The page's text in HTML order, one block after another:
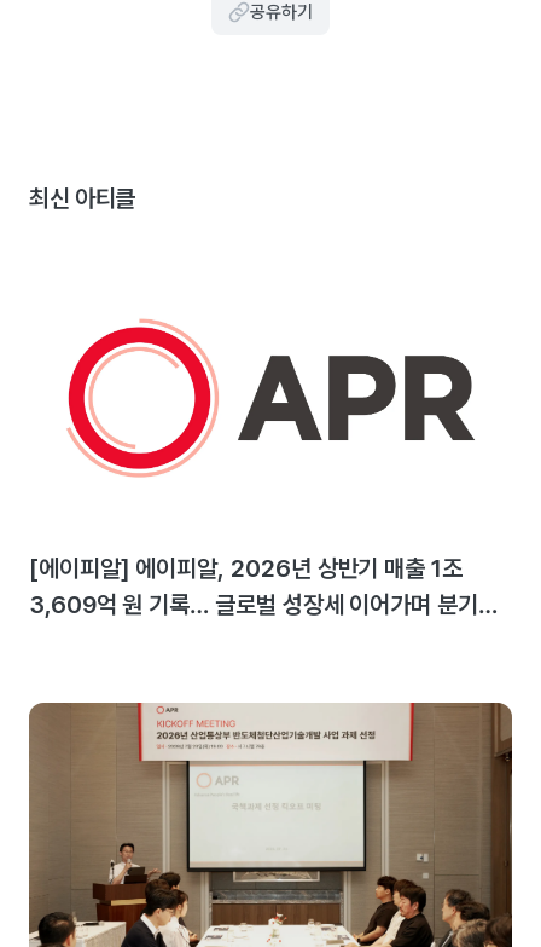
공유하기
최신 아티클
[에이피알] 에이피알, 2026년 상반기 매출 1조
3,609억 원 기록… 글로벌 성장세 이어가며 분기